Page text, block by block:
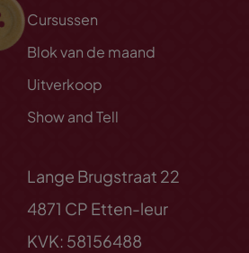
Cursussen
Blok van de maand
Uitverkoop
Show and Tell
Lange Brugstraat 22
4871 CP Etten-leur
KVK: 58156488